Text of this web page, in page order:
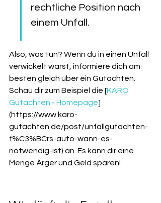
rechtliche Position nach
einem Unfall.
Also, was tun? Wenn du in einen Unfall
verwickelt warst, informiere dich am
besten gleich über ein Gutachten.
Schau dir zum Beispiel die [KARO
Gutachten - Homepage]
(https://www.karo-
gutachten.de/post/unfallgutachten-
f%C3%BCrs-auto-wann-es-
notwendig-ist) an. Es kann dir eine
Menge Ärger und Geld sparen!